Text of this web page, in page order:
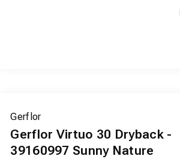
Gerflor
Gerflor Virtuo 30 Dryback -
39160997 Sunny Nature